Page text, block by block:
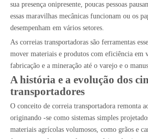
sua presença onipresente, poucas pessoas
essas maravilhas mecânicas funcionam ou os
desempenham em vários setores.
As correias transportadoras são ferramentas
mover materiais e produtos com eficiência em
fabricação e a mineração até o varejo e o
A história e a evolução dos
transportadores
O conceito de correia transportadora remonta
originando -se como sistemas simples
materiais agrícolas volumosos, como grãos e